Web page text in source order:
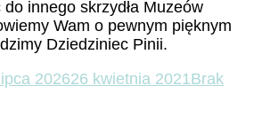
innego skrzydła Muzeów
Wam o pewnym pięknym
Dziedziniec Pinii.
202626 kwietnia 2021Brak